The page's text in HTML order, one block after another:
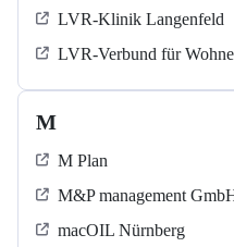
LVR-Klinik Langenfeld
LVR-Verbund für
M
M Plan
M&P management
macOIL Nürnberg